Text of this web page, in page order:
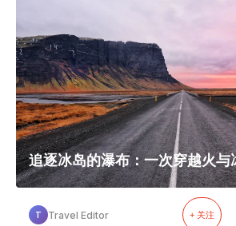
追逐冰岛的瀑布：一次穿越火与
T Travel Editor + 关注